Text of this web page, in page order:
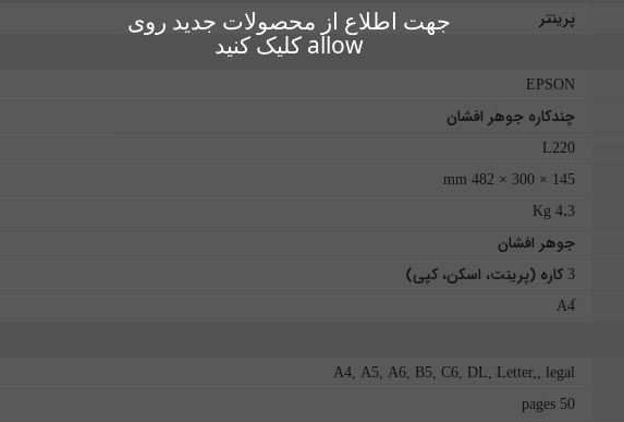
جهت اطلاع از محصولات جدید روی
allow کلیک کنید
پرینتر
EPSON
چندکاره جوهر افشان
L220
145 × 300 × 482 mm
4.3 Kg
جوهر افشان
3 کاره (پرینت، اسکن، کپی)
َA4
A4, A5, A6, B5, C6, DL, Letter,, legal
50 pages